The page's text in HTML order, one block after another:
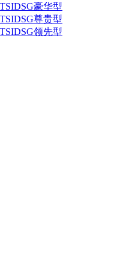
豪华型
尊贵型
领先型